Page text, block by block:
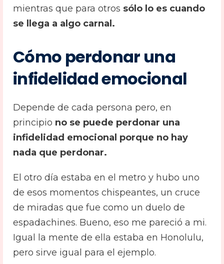
mientras que para otros sólo lo es cuando
se llega a algo carnal.
Cómo perdonar una
infidelidad emocional
Depende de cada persona pero, en
principio no se puede perdonar una
infidelidad emocional porque no hay
nada que perdonar.
El otro día estaba en el metro y hubo uno
de esos momentos chispeantes, un cruce
de miradas que fue como un duelo de
espadachines. Bueno, eso me pareció a mi.
Igual la mente de ella estaba en Honolulu,
pero sirve igual para el ejemplo.